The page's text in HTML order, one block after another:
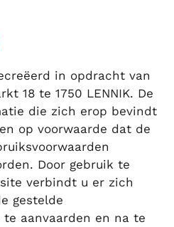
in opdracht van
18 te 1750 LENNIK. De
die zich erop bevindt
op voorwaarde dat de
Door gebruik te
verbindt u er zich
gestelde
te aanvaarden en na te